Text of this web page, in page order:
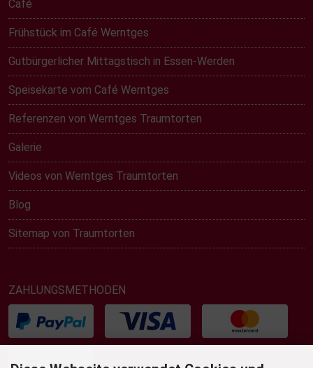
Café
Frühstück im Café Werntges
Gutbürgerlicher Mittagstisch in Essen-Werden
Speisekarte vom Café Werntges
Referenzen von Werntges Traumtorten
Galerie
Videos von Werntges Traumtorten
Blog
Sitemap von Traumtorten
ZAHLUNGSMETHODEN